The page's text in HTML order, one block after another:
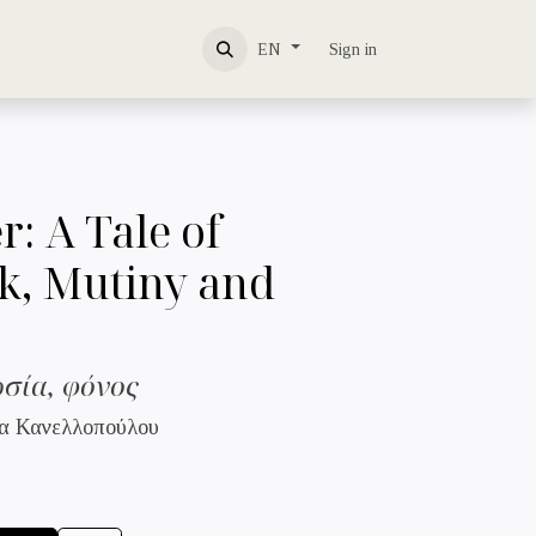
EN Sign in
A Tale of
Mutiny and
φόνος
Κανελλοπούλου